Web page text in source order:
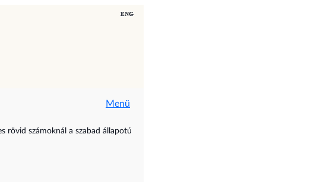
Menü
rövid számoknál a szabad állapotú